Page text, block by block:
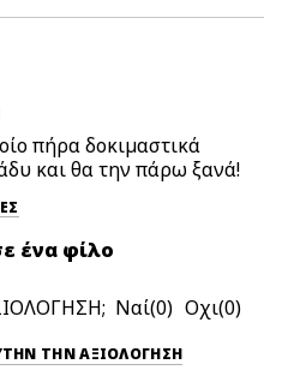
πήρα δοκιμαστικά
και θα την πάρω ξανά!
ένα φίλο
0 0
ΑΡΝΗΤΙΚΆ ΑΥΤΉΝ ΤΗΝ ΑΞΙΟΛΟΓΗΣΗ